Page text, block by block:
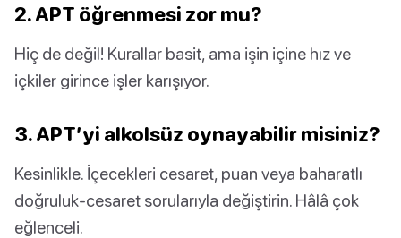
2. APT öğrenmesi zor mu?
Hiç de değil! Kurallar basit, ama işin içine hız ve
içkiler girince işler karışıyor.
3. APT’yi alkolsüz oynayabilir misiniz?
Kesinlikle. İçecekleri cesaret, puan veya baharatlı
doğruluk-cesaret sorularıyla değiştirin. Hâlâ çok
eğlenceli.